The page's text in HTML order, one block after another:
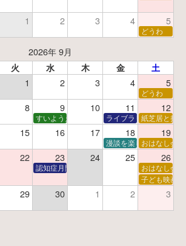
こわ～いおはなし会
1 2 3 4 5
どうわ
2026年 9月
火 水 木 金 土
1 2 3 4 5
どうわ
8 9 10 11 12
すいようえほん ライブラリーシアター
紙芝居と折
15 16 17 18 19
漫談を楽しむ会 ～漫談
おはなし会
22 23 24 25 26
宇宙を感じるクラシック
認知症月間 特別映画会「調査屋マオさんの恋
おはなし会
子ども映画会
29 30 1 2 3